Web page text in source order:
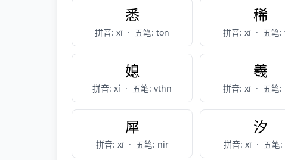
悉
拼音: xī · 五笔: ton
稀
拼音: xī · 五笔
媳
拼音: xí · 五笔: vthn
羲
拼音: xī · 五笔
犀
拼音: xī · 五笔: nir
汐
拼音: xī · 五笔